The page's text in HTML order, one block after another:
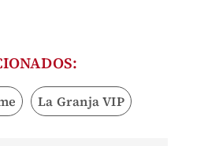
La Granja VIP